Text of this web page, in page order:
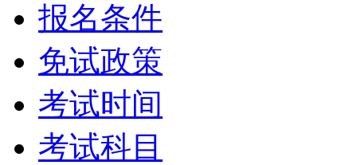
报名条件
免试政策
考试时间
考试科目